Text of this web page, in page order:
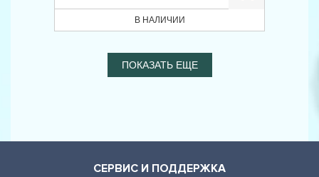
В НАЛИЧИИ
ПОКАЗАТЬ ЕЩЕ
СЕРВИС И ПОДДЕРЖКА